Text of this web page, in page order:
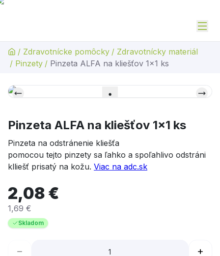
/ Zdravotnícke pomôcky / Zdravotnícky materiál
/ Pinzety / Pinzeta ALFA na kliešťov 1x1 ks
Pinzeta ALFA na kliešťov 1x1 ks
Pinzeta na odstránenie kliešťa
pomocou tejto pinzety sa ľahko a spoľahlivo odstráni
klliešť prisatý na kožu. Viac na adc.sk
2,08 €
1,69 €
Skladom